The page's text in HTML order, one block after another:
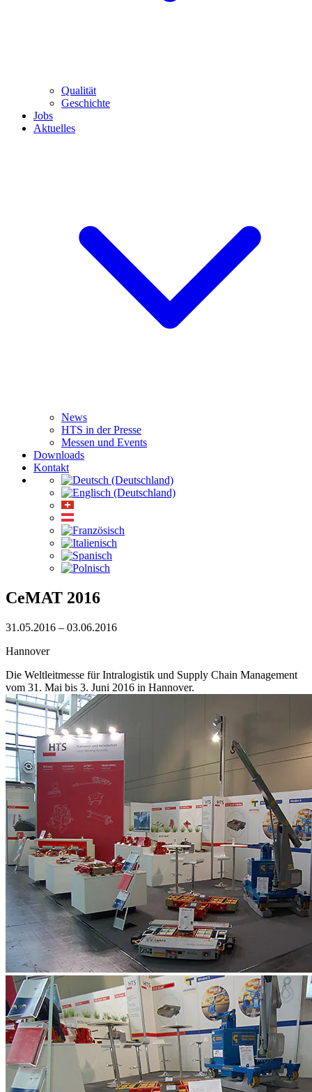
Qualität
Geschichte
Jobs
Aktuelles
News
HTS in der Presse
Messen und Events
Downloads
Kontakt
CeMAT 2016
31.05.2016 – 03.06.2016
Hannover
Die Weltleitmesse für Intralogistik und Supply Chain Management
vom 31. Mai bis 3. Juni 2016 in Hannover.